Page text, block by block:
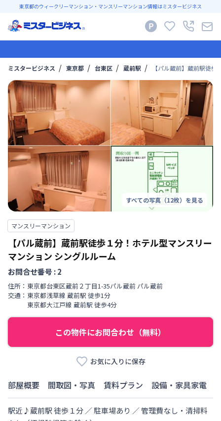
東京都のウィークリーマンション・マンスリーマンション情報はミスタービジネス
ミスタービジネス 東京都 台東区 蔵前駅 【パル蔵前】蔵前駅徒
すべての写真（12枚）を見る
マンスリーマンション
【パル蔵前】蔵前駅徒歩１分！ホテル型マンスリー
マンション シングルルーム
お問合せ番号 :2
住所： 東京都台東区蔵前 ２丁目1-35パル蔵前 パル蔵前
交通： 東京都浅草線 蔵前駅 徒歩1分
東京都大江戸線 蔵前駅 徒歩4分
この物件にお問合わせ（無料）
お気に入りに保存
部屋概要 間取図・写真 賃料プラン 設備・家具家電
駅近♪蔵前駅 徒歩１分 ／ 駐車場あり ／ 管理費なし・清掃料